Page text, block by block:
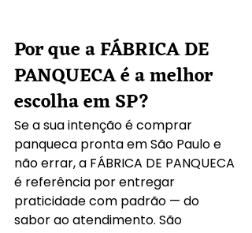
Por que a FÁBRICA DE
PANQUECA é a melhor
escolha em SP?
Se a sua intenção é comprar
panqueca pronta em São Paulo e
não errar, a FÁBRICA DE PANQUECA
é referência por entregar
praticidade com padrão — do
sabor ao atendimento. São